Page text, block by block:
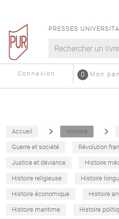
PRESSES
Connexion Mon
0
Accueil navigate_next Histoire navigate_next
Guerre et société Révolution
Justice et déviance Histoire
Histoire religieuse Histoire
Histoire économique Histoire
Histoire maritime Histoire